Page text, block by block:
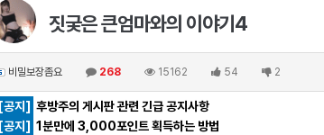
짓궂은 큰엄마와의 이야기4
비밀보장좀요 268 15162 54 2
[공지] 후방주의 게시판 관련 긴급 공지사항
[공지] 1분만에 3,000포인트 획득하는 방법